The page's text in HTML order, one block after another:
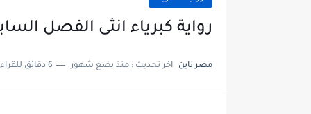
رواية كبرياء انثى الفصل السابع 7 بقلم جمال
مصر ناين اخر تحديث : منذ بضع شهور 6 دقائق للقراءة